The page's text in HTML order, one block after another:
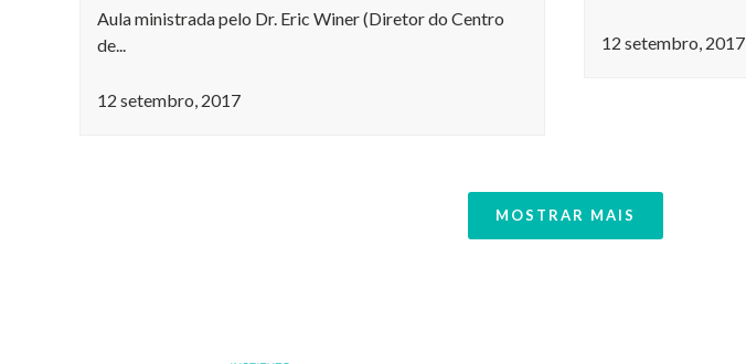
12 setembro, 2017
Aula ministrada pelo Dr. Eric Winer (Diretor do Centro
de...
12 setembro, 2017
MOSTRAR MAIS